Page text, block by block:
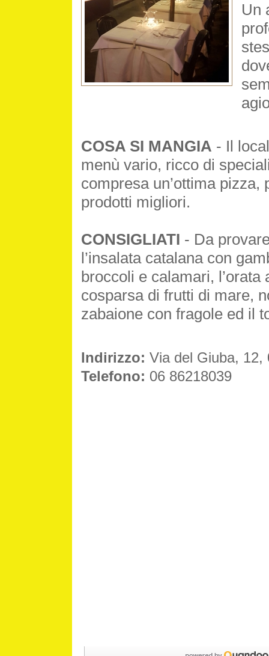
Un
COSA SI MANGIA - Il
menù vario, ricco di
compresa un’ottima pizza,
prodotti migliori.
CONSIGLIATI - Da
l’insalata catalana con
broccoli e calamari, l’orata
cosparsa di frutti di mare,
zabaione con fragole ed il
Indirizzo: Via del Giuba, 12,
Telefono: 06 86218039